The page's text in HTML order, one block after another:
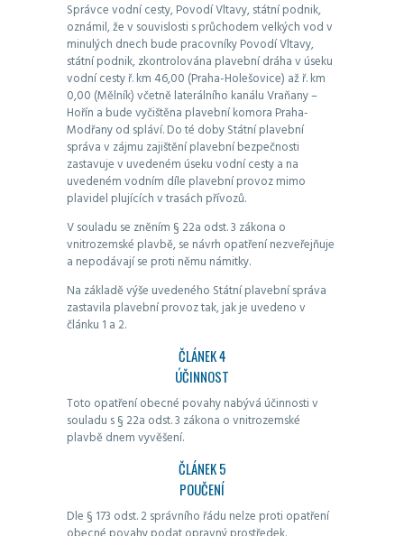
Správce vodní cesty, Povodí Vltavy, státní podnik,
oznámil, že v souvislosti s průchodem velkých vod v
minulých dnech bude pracovníky Povodí Vltavy,
státní podnik, zkontrolována plavební dráha v úseku
vodní cesty ř. km 46,00 (Praha-Holešovice) až ř. km
0,00 (Mělník) včetně laterálního kanálu Vraňany –
Hořín a bude vyčištěna plavební komora Praha-
Modřany od spláví. Do té doby Státní plavební
správa v zájmu zajištění plavební bezpečnosti
zastavuje v uvedeném úseku vodní cesty a na
uvedeném vodním díle plavební provoz mimo
plavidel plujících v trasách přívozů.
V souladu se zněním § 22a odst. 3 zákona o
vnitrozemské plavbě, se návrh opatření nezveřejňuje
a nepodávají se proti němu námitky.
Na základě výše uvedeného Státní plavební správa
zastavila plavební provoz tak, jak je uvedeno v
článku 1 a 2.
ČLÁNEK 4
ÚČINNOST
Toto opatření obecné povahy nabývá účinnosti v
souladu s § 22a odst. 3 zákona o vnitrozemské
plavbě dnem vyvěšení.
ČLÁNEK 5
POUČENÍ
Dle § 173 odst. 2 správního řádu nelze proti opatření